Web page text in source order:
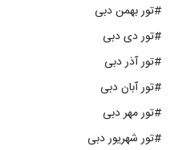
#تور بهمن دبی
#تور دی دبی
#تور آذر دبی
#تور آبان دبی
#تور مهر دبی
#تور شهریور دبی